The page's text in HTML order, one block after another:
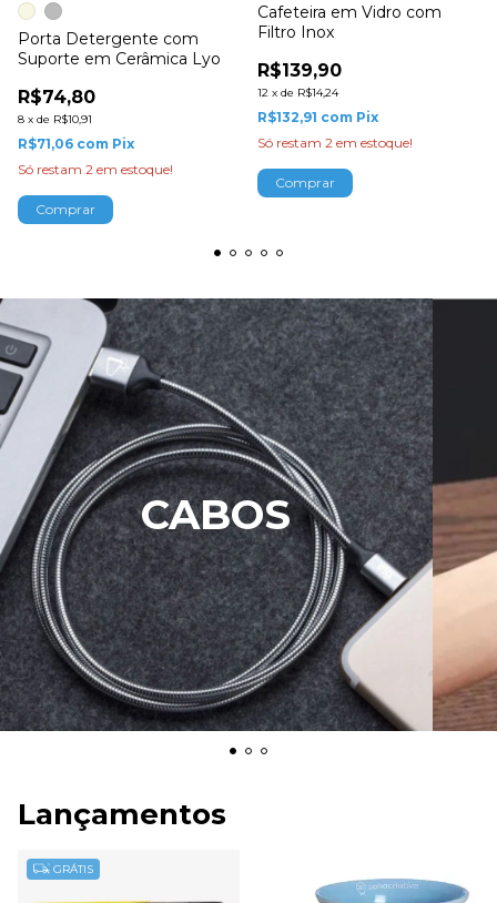
Porta Detergente com
Suporte em Cerâmica Lyo
R$74,80
8 x de R$10,91
R$71,06 com Pix
Só restam 2 em estoque!
Comprar
Cafeteira em Vidro com
Filtro Inox
R$139,90
12 x de R$14,24
R$132,91 com Pix
Só restam 2 em estoque!
CABOS
Lançamentos
GRÁTIS